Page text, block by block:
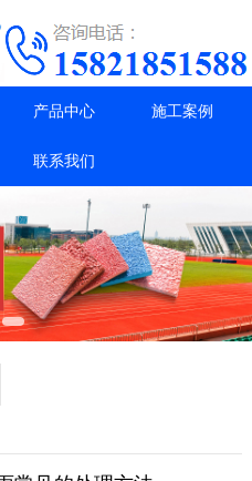
产品中心 施工案例
联系我们